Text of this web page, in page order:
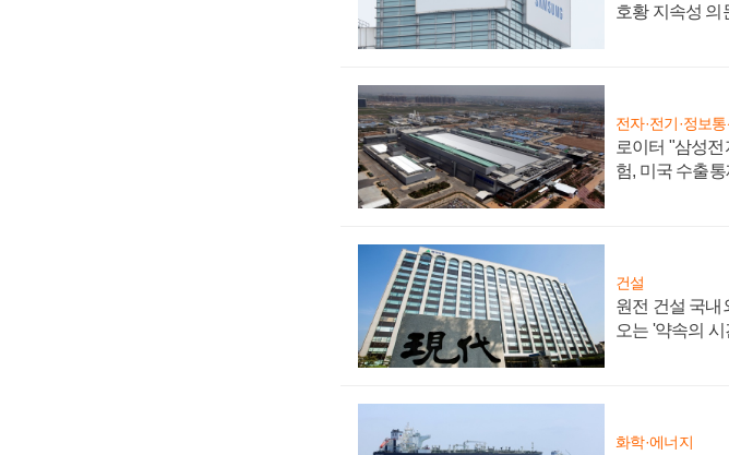
호황 지속성 의
전자·전기·정보
로이터 "삼성
험, 미국 수출
건설
원전 건설 국내
오는 '약속의 시
화학·에너지